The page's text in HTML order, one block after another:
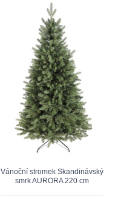
Vánoční stromek Skandinávský
smrk AURORA 220 cm